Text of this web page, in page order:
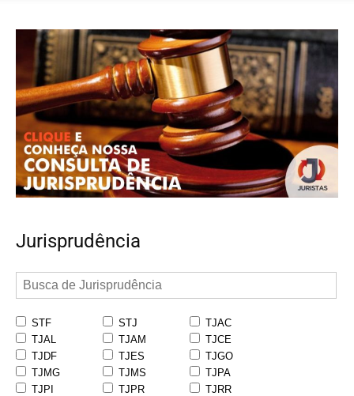
Jurisprudência
STF STJ
TJAC
TJAL
TJAM
TJCE
TJDF
TJES
TJGO
TJMG
TJMS
TJPA
TJPI
TJPR
TJRR